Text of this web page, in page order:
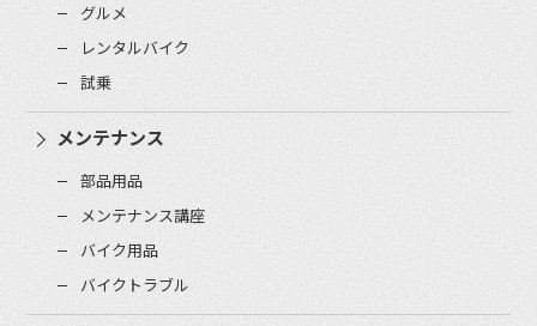
グルメ
レンタルバイク
試乗
メンテナンス
部品用品
メンテナンス講座
バイク用品
バイクトラブル